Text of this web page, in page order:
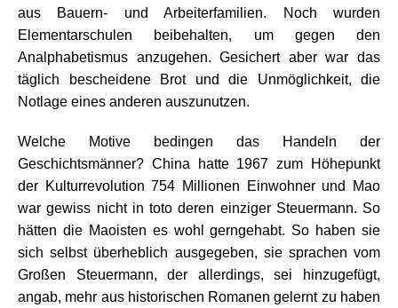
aus Bauern- und Arbeiterfamilien. Noch wurden
Elementarschulen beibehalten, um gegen den
Analphabetismus anzugehen. Gesichert aber war das
täglich bescheidene Brot und die Unmöglichkeit, die
Notlage eines anderen auszunutzen.
Welche Motive bedingen das Handeln der
Geschichtsmänner? China hatte 1967 zum Höhepunkt
der Kulturrevolution 754 Millionen Einwohner und Mao
war gewiss nicht in toto deren einziger Steuermann. So
hätten die Maoisten es wohl gerngehabt. So haben sie
sich selbst überheblich ausgegeben, sie sprachen vom
Großen Steuermann, der allerdings, sei hinzugefügt,
angab, mehr aus historischen Romanen gelernt zu haben